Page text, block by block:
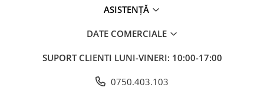
ASISTENȚĂ
DATE COMERCIALE
SUPORT CLIENTI LUNI-VINERI: 10:00-17:00
0750.403.103